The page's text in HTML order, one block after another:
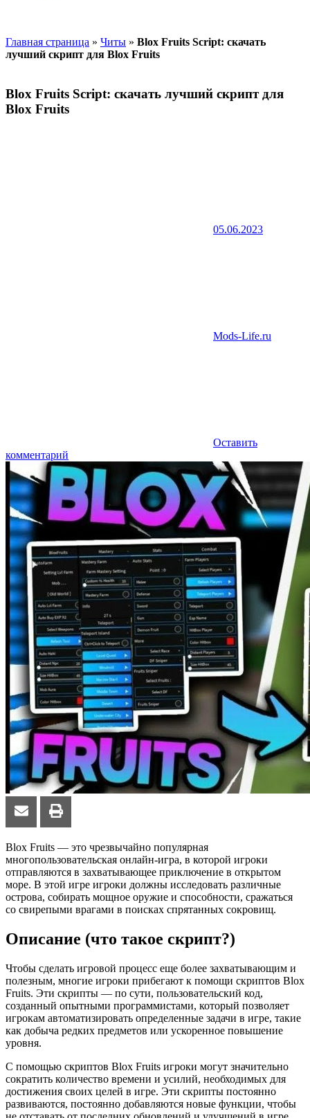
Главная страница » Читы » Blox Fruits Script: скачать
лучший скрипт для Blox Fruits
Blox Fruits Script: скачать лучший скрипт для
Blox Fruits
05.06.2023
Mods-Life.ru
Оставить
комментарий
Blox Fruits — это чрезвычайно популярная
многопользовательская онлайн-игра, в которой игроки
отправляются в захватывающее приключение в открытом
море. В этой игре игроки должны исследовать различные
острова, собирать мощное оружие и способности, сражаться
со свирепыми врагами в поисках спрятанных сокровищ.
Описание (что такое скрипт?)
Чтобы сделать игровой процесс еще более захватывающим и
полезным, многие игроки прибегают к помощи скриптов Blox
Fruits. Эти скрипты — по сути, пользовательский код,
созданный опытными программистами, который позволяет
игрокам автоматизировать определенные задачи в игре, такие
как добыча редких предметов или ускоренное повышение
уровня.
С помощью скриптов Blox Fruits игроки могут значительно
сократить количество времени и усилий, необходимых для
достижения своих целей в игре. Эти скрипты постоянно
развиваются, постоянно добавляются новые функции, чтобы